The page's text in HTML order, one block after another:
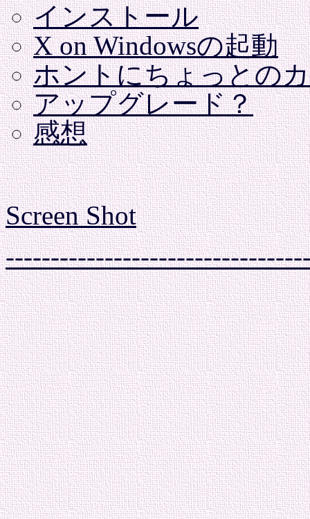
インストール
X on Windowsの起動
ホントにちょっとの
アップグレード？
感想
Screen Shot